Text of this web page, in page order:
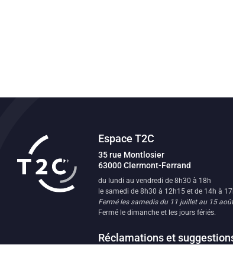
Espace T2C
Transport en commun de
35 rue Montlosier
63000Clermont-Ferrand
du lundi au vendredi de 8h30 à 18h
le samedi de 8h30 à 12h15 et de 14h à
Fermé les samedis du 11 juillet au 15
Fermé le dimanche et les jours fériés.
Réclamations et